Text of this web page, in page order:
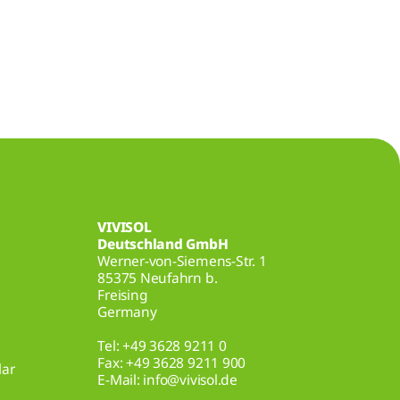
VIVISOL
Deutschland GmbH
Werner-von-Siemens-Str. 1
85375 Neufahrn b.
Freising
Germany
Tel: +49 3628 9211 0
Fax: +49 3628 9211 900
E-Mail: info@vivisol.de